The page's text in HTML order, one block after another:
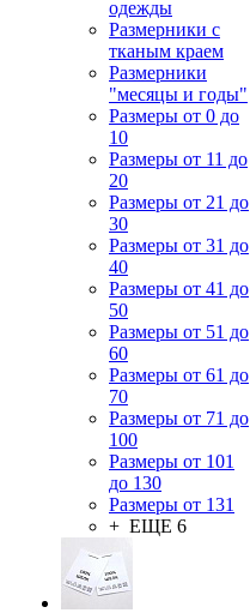
одежды
Размерники с
тканым краем
Размерники
"месяцы и годы"
Размеры от 0 до
10
Размеры от 11 до
20
Размеры от 21 до
30
Размеры от 31 до
40
Размеры от 41 до
50
Размеры от 51 до
60
Размеры от 61 до
70
Размеры от 71 до
100
Размеры от 101
до 130
Размеры от 131
+ ЕЩЕ 6